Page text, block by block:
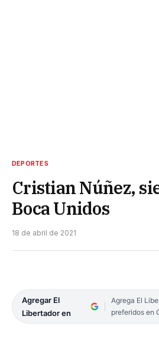
DEPORTES
Cristian Núñez,
Boca Unidos
18 de abril de 2021
Agregar El
Libertador en
Agrega El
preferidos en